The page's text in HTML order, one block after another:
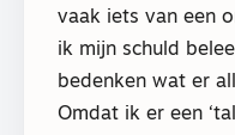
vaak iets van een
ik mijn schuld
bedenken wat er
Omdat ik er een